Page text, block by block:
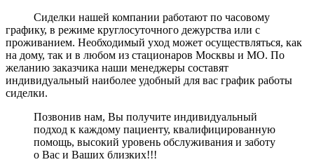
Сиделки нашей компании работают по часовому
графику, в режиме круглосуточного дежурства или с
проживанием. Необходимый уход может осуществляться, как
на дому, так и в любом из стационаров Москвы и МО. По
желанию заказчика наши менеджеры составят
индивидуальный наиболее удобный для вас график работы
сиделки.
Позвонив нам, Вы получите индивидуальный
подход к каждому пациенту, квалифицированную
помощь, высокий уровень обслуживания и заботу
о Вас и Ваших близких!!!